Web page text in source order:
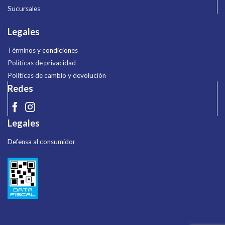
Sucursales
Legales
Términos y condiciones
Políticas de privacidad
Políticas de cambio y devolución
Redes
Legales
Defensa al consumidor